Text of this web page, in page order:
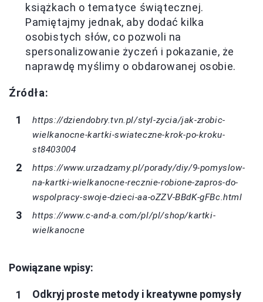
książkach o tematyce świątecznej.
Pamiętajmy jednak, aby dodać kilka
osobistych słów, co pozwoli na
spersonalizowanie życzeń i pokazanie, że
naprawdę myślimy o obdarowanej osobie.
Źródła:
https://dziendobry.tvn.pl/styl-zycia/jak-zrobic-
wielkanocne-kartki-swiateczne-krok-po-kroku-
st8403004
https://www.urzadzamy.pl/porady/diy/9-pomyslow-
na-kartki-wielkanocne-recznie-robione-zapros-do-
wspolpracy-swoje-dzieci-aa-oZZV-BBdK-gFBc.html
https://www.c-and-a.com/pl/pl/shop/kartki-
wielkanocne
Powiązane wpisy:
Odkryj proste metody i kreatywne pomysły